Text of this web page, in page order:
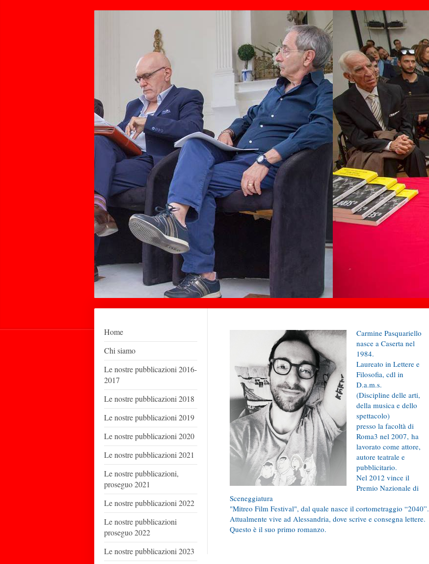
Home
Chi siamo
Le nostre pubblicazioni 2016-
2017
Le nostre pubblicazioni 2018
Le nostre pubblicazioni 2019
Le nostre pubblicazioni 2020
Le nostre pubblicazioni 2021
Le nostre pubblicazioni,
proseguo 2021
Le nostre pubblicazioni 2022
Le nostre pubblicazioni
proseguo 2022
Le nostre pubblicazioni 2023
Carmine Pasquariello
nasce a Caserta nel
1984.
Laureato in Lettere e
Filosofia, cdl in
D.a.m.s.
(Discipline delle arti,
della musica e dello
spettacolo)
presso la facoltà di
Roma3 nel 2007, ha
lavorato come attore,
autore teatrale e
pubblicitario.
Nel 2012 vince il
Premio Nazionale di
Sceneggiatura
"Mitreo Film Festival", dal quale nasce il cortometraggio “2040”.
Attualmente vive ad Alessandria, dove scrive e consegna lettere.
Questo è il suo primo romanzo.